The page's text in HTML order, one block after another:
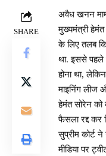
SHARE
अवैध खनन
मुख्यमंत्री
के लिए तलब
था. इससे पहले
होना था,
माइनिंग लीज
हेमंत सोरेन को
फैसला रद्द कर
सुप्रीम कोर्ट
मीडिया पर